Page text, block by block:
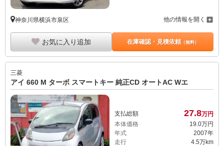
神奈川県横浜市泉区 他の情報を開く
お気に入り追加 在庫確認・見積依頼（無料）
三菱
アイ 660 M ターボ スマートキー 純正CD オートAC Wエ
支払総額 27.8万円
本体価格
19. 0万円
年式
2007年
走行
4.5万km